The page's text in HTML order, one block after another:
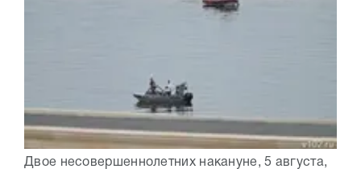
Двое несовершеннолетних накануне, 5 августа,